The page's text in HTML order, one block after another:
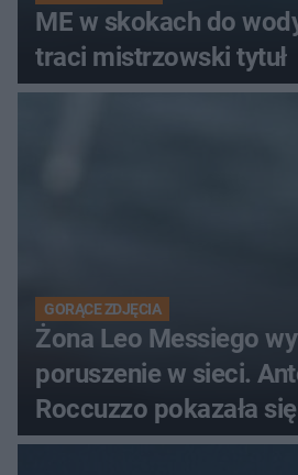
ME w skokach do
traci mistrzowski tytuł
GORĄCE ZDJĘCIA
Żona Leo Messiego
poruszenie w sieci.
Roccuzzo pokazała